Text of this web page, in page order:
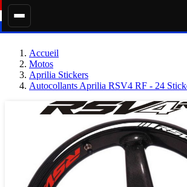
Accueil
Motos
Aprilia Stickers
Autocollants Aprilia RSV4 RF - 24